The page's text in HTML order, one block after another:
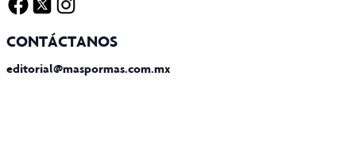
CONTÁCTANOS
editorial@maspormas.com.mx